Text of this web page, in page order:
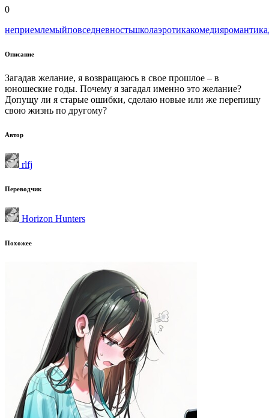
0
неприемлемыйповседневностьшколаэротикакомедияромантика
Описание
Загадав желание, я возвращаюсь в свое прошлое – в
юношеские годы. Почему я загадал именно это желание?
Допущу ли я старые ошибки, сделаю новые или же перепишу
свою жизнь по другому?
Автор
rlfj
Переводчик
Horizon Hunters
Похожее